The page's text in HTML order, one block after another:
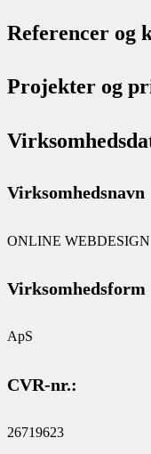
Referencer og
Projekter og
Virksomhedsnavn
ONLINE WEBDESIGN
Virksomhedsform
ApS
CVR-nr.:
26719623